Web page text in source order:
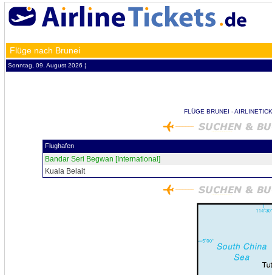
Flüge nach Brunei
Sonntag, 09. August 2026 ¦
FLÜGE BRUNEI -
Flughafen
Bandar Seri Begwan [International]
Kuala Belait